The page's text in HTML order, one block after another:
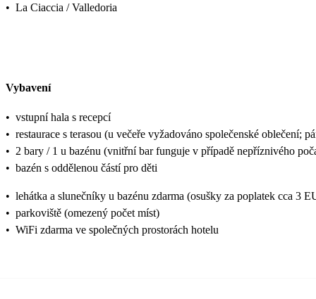
• La Ciaccia / Valledoria
Vybavení
• vstupní hala s recepcí
• restaurace s terasou (u večeře vyžadováno společenské oblečení;
• 2 bary / 1 u bazénu (vnitřní bar funguje v případě nepříznivého
• bazén s oddělenou částí pro děti
• lehátka a slunečníky u bazénu zdarma (osušky za poplatek cca 3
• parkoviště (omezený počet míst)
• WiFi zdarma ve společných prostorách hotelu